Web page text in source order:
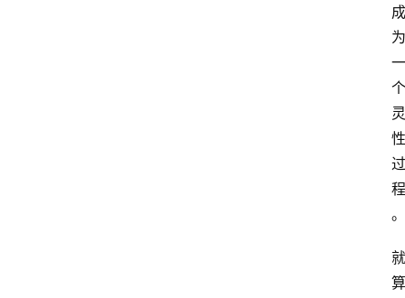
成
为
一
个
灵
性
过
程
。
就
算